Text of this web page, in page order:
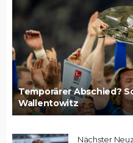
Temporärer Abschied?
Wallentowitz
Nächster